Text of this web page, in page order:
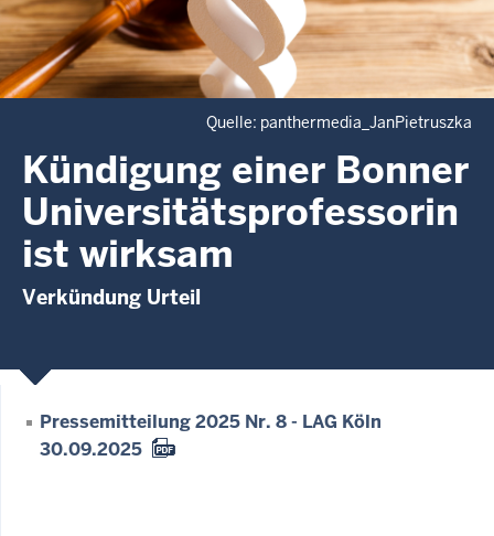
Quelle: panthermedia_JanPietruszka
Kündigung einer Bonner
Universitätsprofessorin
ist wirksam
Verkündung Urteil
Pressemitteilung 2025 Nr. 8 - LAG Köln
30.09.2025